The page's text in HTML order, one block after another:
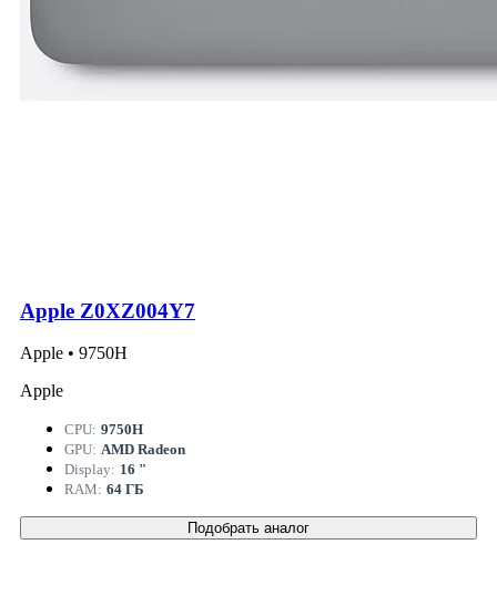
Apple Z0XZ004Y7
Apple • 9750H
Apple
CPU: 9750H
GPU: AMD Radeon
Display: 16 "
RAM: 64 ГБ
Подобрать аналог